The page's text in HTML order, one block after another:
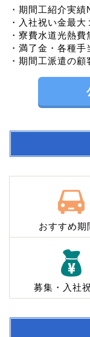
・期間工紹介実績
・入社祝い金最
・寮費水道光熱費
・満了金・各種手
・期間工派遣の
おすすめ期
募集・入社